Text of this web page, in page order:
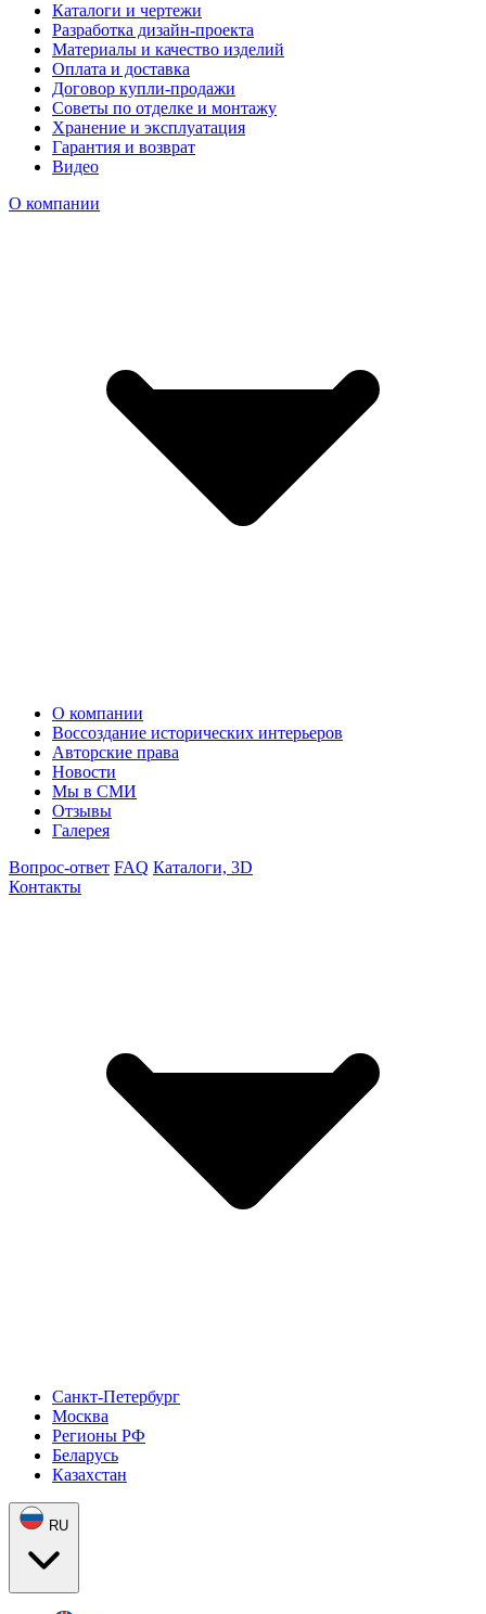
Каталоги и чертежи
Разработка дизайн-проекта
Материалы и качество изделий
Оплата и доставка
Договор купли-продажи
Советы по отделке и монтажу
Хранение и эксплуатация
Гарантия и возврат
Видео
О компании
О компании
Воссоздание исторических интерьеров
Авторские права
Новости
Мы в СМИ
Отзывы
Галерея
Вопрос-ответ FAQ Каталоги, 3D
Контакты
Санкт-Петербург
Москва
Регионы РФ
Беларусь
Казахстан
RU